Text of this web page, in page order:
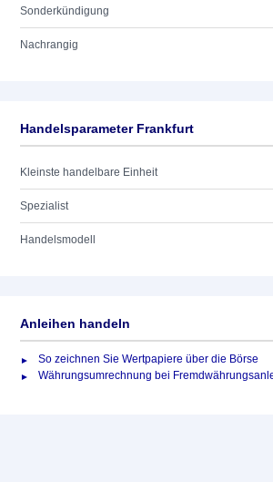
Sonderkündigung
Nachrangig
Handelsparameter Frankfurt
Kleinste handelbare Einheit
Spezialist
Handelsmodell
Anleihen handeln
So zeichnen Sie Wertpapiere über die Börse
Währungsumrechnung bei